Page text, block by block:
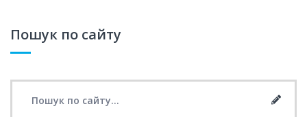
Пошук по сайту